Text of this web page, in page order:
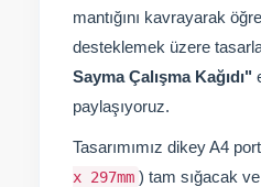
mantığını kavrayarak
desteklemek üzere
Sayma Çalışma Kağıdı"
paylaşıyoruz.
Tasarımımız dikey A4
x 297mm ) tam sığacak